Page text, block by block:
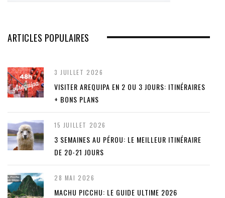
ARTICLES POPULAIRES
3 JUILLET 2026
VISITER AREQUIPA EN 2 OU 3 JOURS: ITINÉRAIRES
+ BONS PLANS
15 JUILLET 2026
3 SEMAINES AU PÉROU: LE MEILLEUR ITINÉRAIRE
DE 20-21 JOURS
28 MAI 2026
MACHU PICCHU: LE GUIDE ULTIME 2026